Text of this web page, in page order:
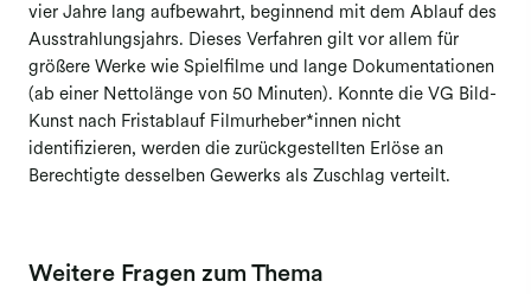
vier Jahre lang aufbewahrt, beginnend mit dem Ablauf des
Ausstrahlungsjahrs. Dieses Verfahren gilt vor allem für
größere Werke wie Spielfilme und lange Dokumentationen
(ab einer Nettolänge von 50 Minuten). Konnte die VG Bild-
Kunst nach Fristablauf Filmurheber*innen nicht
identifizieren, werden die zurückgestellten Erlöse an
Berechtigte desselben Gewerks als Zuschlag verteilt.
Weitere Fragen zum Thema